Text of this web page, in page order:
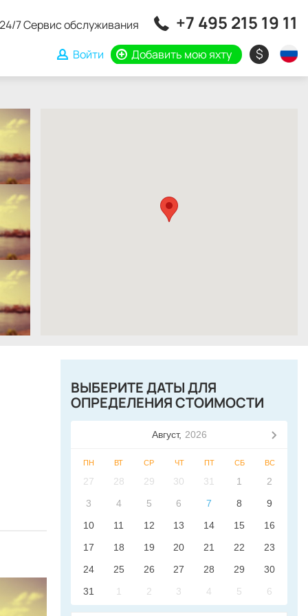
24/7 Сервис обслуживания +7 495 215 19 11
Войти Добавить мою яхту $
ВЫБЕРИТЕ ДАТЫ ДЛЯ
ОПРЕДЕЛЕНИЯ СТОИМОСТИ
Август, 2026
ПН ВТ СР ЧТ ПТ СБ ВС
27 28 29 30 31 1
2
3
4 5 6 7 8
9
10
11 12 13 14 15
16
17
18 19 20 21 22
23
24
25 26 27 28 29
30
31
1 2 3 4 5 6